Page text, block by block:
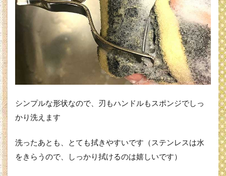
シンプルな形状なので、刃もハンドルもスポンジでしっ
かり洗えます
洗ったあとも、とても拭きやすいです（ステンレスは水
をきらうので、しっかり拭けるのは嬉しいです）